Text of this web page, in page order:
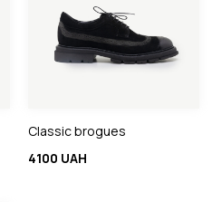
Classic brogues
4100 UAH